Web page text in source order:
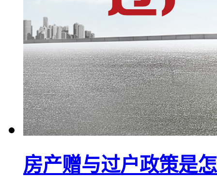
房产赠与过户政策是